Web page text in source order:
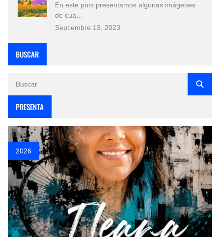
En este pots presentamos algunas imágenes
de cua…
Septiembre 13, 2023
BUSCAR
PRESENTA
2026